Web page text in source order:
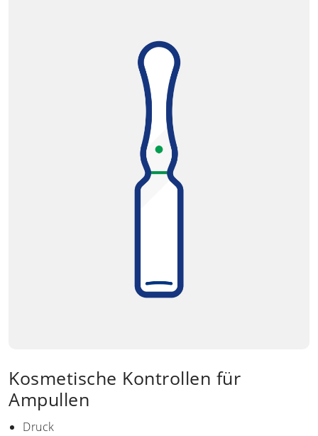
Kosmetische Kontrollen für
Ampullen
Druck